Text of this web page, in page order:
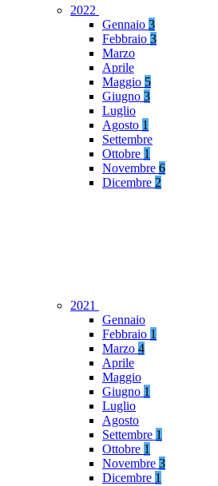
2022
Gennaio 3
Febbraio 3
Marzo
Aprile
Maggio 5
Giugno 3
Luglio
Agosto 1
Settembre
Ottobre 1
Novembre 6
Dicembre 2
2021
Gennaio
Febbraio 1
Marzo 4
Aprile
Maggio
Giugno 1
Luglio
Agosto
Settembre 1
Ottobre 1
Novembre 3
Dicembre 1